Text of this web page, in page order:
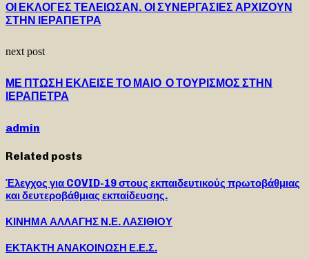
ΟΙ ΕΚΛΟΓΕΣ ΤΕΛΕΙΩΣΑΝ. ΟΙ ΣΥΝΕΡΓΑΣΙΕΣ ΑΡΧΙΖΟΥΝ
ΣΤΗΝ ΙΕΡΑΠΕΤΡΑ
next post
ΜΕ ΠΤΩΣΗ ΕΚΛΕΙΣΕ ΤΟ ΜΑΙΟ Ο ΤΟΥΡΙΣΜΟΣ ΣΤΗΝ
ΙΕΡΑΠΕΤΡΑ
admin
Related posts
Έλεγχος για COVID-19 στους εκπαιδευτικούς πρωτοβάθμιας
και δευτεροβάθμιας εκπαίδευσης.
ΚΙΝΗΜΑ ΑΛΛΑΓΗΣ Ν.Ε. ΛΑΣΙΘΙΟΥ
ΕΚΤΑΚΤΗ ΑΝΑΚΟΙΝΩΣΗ Ε.Ε.Σ.